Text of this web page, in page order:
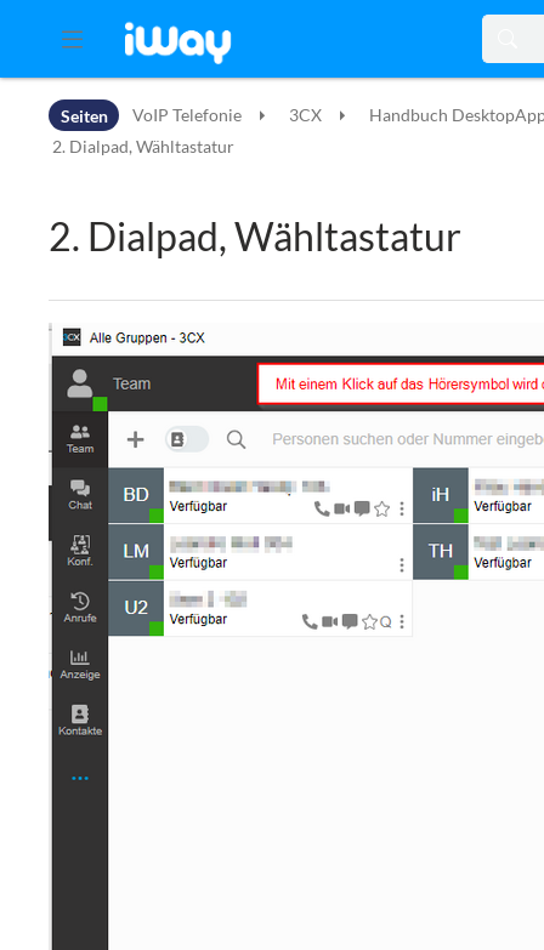
Zur Hauptnavigation
Zu den Seitenwerkzeugen
Seiten VoIP Telefonie 3CX
Handbuch
2. Dialpad, Wähltastatur
2. Dialpad, Wähltastatur